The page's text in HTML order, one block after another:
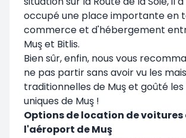
occupé une place importante en
commerce et d'hébergement
Muş et Bitlis.
Bien sûr, enfin, nous vous
ne pas partir sans avoir vu les
traditionnelles de Muş et goûté les
uniques de Muş !
Options de location de voitures
l'aéroport de Muş